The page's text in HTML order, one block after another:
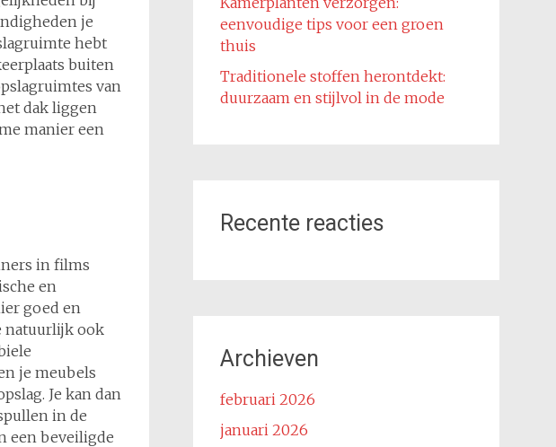
je
hebt
buiten
van
dak liggen
manier een
in films
en
goed en
natuurlijk ook
je meubels
Je kan dan
in de
een beveiligde
eenvoudige tips voor een groen
thuis
Traditionele stoffen herontdekt:
duurzaam en stijlvol in de mode
Recente reacties
Archieven
februari 2026
januari 2026